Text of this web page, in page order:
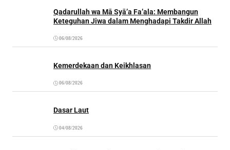
Qadarullah wa Mā Syā’a Fa’ala: Membangun
Keteguhan Jiwa dalam Menghadapi Takdir Allah
06/08/2026
Kemerdekaan dan Keikhlasan
06/08/2026
Dasar Laut
04/08/2026